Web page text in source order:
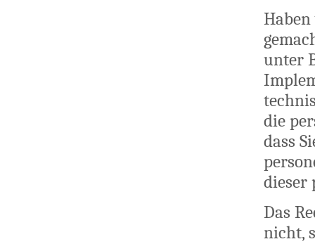
unter
die
dass
dieser
Das
nicht,